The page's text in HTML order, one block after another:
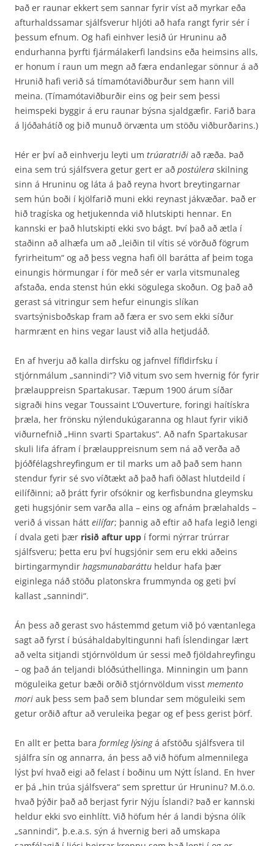
Það er raunar ekkert sem sannar fyrir víst að myrkar eða
afturhaldssamar sjálfsverur hljóti að hafa rangt fyrir sér í
þessum efnum. Og hafi einhver lesið úr Hruninu að
endurhanna þyrfti fjármálakerfi landsins eða heimsins alls,
er honum í raun um megn að færa endanlegar sönnur á að
Hrunið hafi verið sá tímamótaviðburður sem hann vill
meina. (Tímamótaviðburðir eins og þeir sem þessi
heimspeki byggir á eru raunar býsna sjaldgæfir. Farið bara
á ljóðahátíð og þið munuð örvænta um stöðu viðburðarins.)
Hér er því að einhverju leyti um trúaratriði að ræða. Það
eina sem trú sjálfsvera getur gert er að postúlera skilning
sinn á Hruninu og láta á það reyna hvort breytingarnar
sem hún boði í kjölfarið muni ekki reynast jákvæðar. Það er
hið tragíska og hetjukennda við hlutskipti hennar. En
kannski er það hlutskipti ekki svo bágt. Því það að ætla í
staðinn að alhæfa um að „leiðin til vítis sé vörðuð fögrum
fyrirheitum“ og að þess vegna hafi öll barátta af þeim toga
einungis hörmungar í för með sér er varla vitsmunaleg
afstaða, enda stenst hún ekki sögulega skoðun. Og það að
gerast sá vitringur sem hefur einungis slíkan
svartsýnisboðskap fram að færa er svo sem ekki síður
harmrænt en hins vegar laust við alla hetjudáð.
En af hverju að kalla dirfsku og jafnvel fífldirfsku í
stjórnmálum „sannindi“? Við vitum svo sem hvernig fór fyrir
þrælauppreisn Spartakusar. Tæpum 1900 árum síðar
sigraði hins vegar Toussaint L‘Ouverture, foringi haítískra
þræla, her frönsku nýlendukúgaranna og hlaut fyrir vikið
viðurnefnið „Hinn svarti Spartakus“. Að nafn Spartakusar
skuli lifa áfram í þrælauppreisnum sem ná að verða að
þjóðfélagshreyfingum er til marks um að það sem hann
stendur fyrir sé svo víðtækt að það hafi öðlast hlutdeild í
eilífðinni; að þrátt fyrir ofsóknir og kerfisbundna gleymsku
geti hugsjónir sem varða alla – eins og afnám þrælahalds –
verið á vissan hátt eilífar; þannig að eftir að hafa legið lengi
í dvala geti þær risið aftur upp í formi nýrrar trúrrar
sjálfsveru; þetta eru því hugsjónir sem eru ekki aðeins
birtingarmyndir hagsmunabaráttu heldur hafa þær
eiginlega náð stöðu platonskra frummynda og geti því
kallast „sannindi“.
Án þess að gerast svo hástemmd getum við þó væntanlega
sagt að fyrst í búsáhaldabyltingunni hafi Íslendingar lært
að velta sitjandi stjórnvöldum úr sessi með fjöldahreyfingu
– og það án teljandi blóðsúthellinga. Minningin um þann
möguleika getur bæði orðið stjórnvöldum visst memento
mori auk þess sem það sem blundar sem möguleiki sem
getur orðið aftur að veru­leika þegar og ef þess gerist þörf.
En allt er þetta bara formleg lýsingá afstöðu sjálfsvera til
sjálfra sín og annarra, án þess að við höfum almennilega
lýst því hvað eigi að felast í boðinu um Nýtt Ísland. En hver
er þá „hin trúa sjálfsvera“ sem sprettur úr Hruninu? M.ö.o.
hvað þýðir það að berjast fyrir Nýju Íslandi? Það er kannski
heldur ekki svo einhlítt. Við höfum hér á landi býsna ólík
„sannindi“, þ.e.a.s. sýn á hvernig beri að umskapa